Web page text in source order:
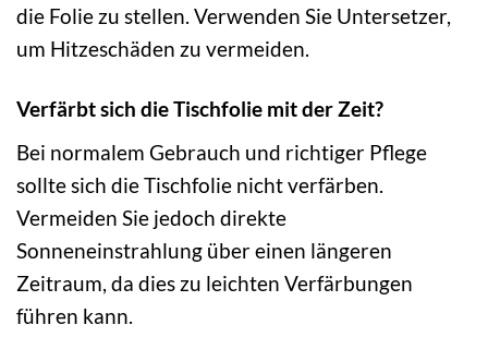
die Folie zu stellen. Verwenden Sie Untersetzer,
um Hitzeschäden zu vermeiden.
Verfärbt sich die Tischfolie mit der Zeit?
Bei normalem Gebrauch und richtiger Pflege
sollte sich die Tischfolie nicht verfärben.
Vermeiden Sie jedoch direkte
Sonneneinstrahlung über einen längeren
Zeitraum, da dies zu leichten Verfärbungen
führen kann.